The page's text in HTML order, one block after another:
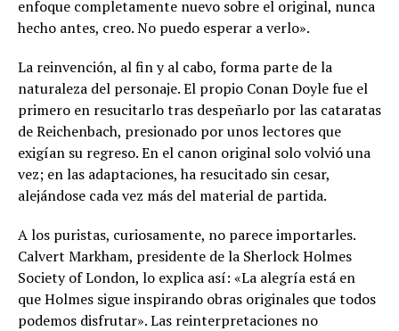
enfoque completamente nuevo sobre el original, nunca
hecho antes, creo. No puedo esperar a verlo».
La reinvención, al fin y al cabo, forma parte de la
naturaleza del personaje. El propio Conan Doyle fue el
primero en resucitarlo tras despeñarlo por las cataratas
de Reichenbach, presionado por unos lectores que
exigían su regreso. En el canon original solo volvió una
vez; en las adaptaciones, ha resucitado sin cesar,
alejándose cada vez más del material de partida.
A los puristas, curiosamente, no parece importarles.
Calvert Markham, presidente de la Sherlock Holmes
Society of London, lo explica así: «La alegría está en
que Holmes sigue inspirando obras originales que todos
podemos disfrutar». Las reinterpretaciones no